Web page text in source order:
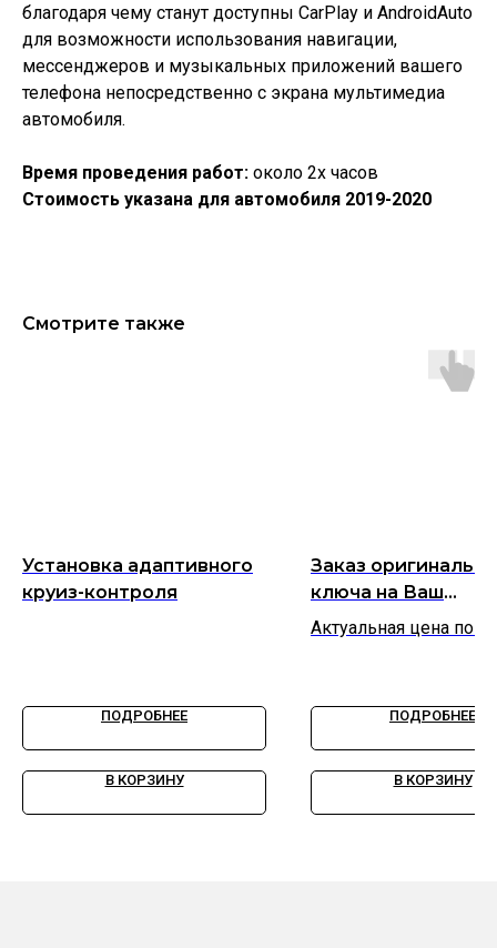
благодаря чему станут доступны CarPlay и AndroidAuto
для возможности использования навигации,
мессенджеров и музыкальных приложений вашего
телефона непосредственно с экрана мультимедиа
автомобиля.
Время проведения работ: около 2х часов
Стоимость указана для автомобиля 2019-2020
Смотрите также
Установка адаптивного
круиз-контроля
ПОДРОБНЕЕ
В КОРЗИНУ
Заказ
ключа на Ваш
автомобиль
Актуальная цена по
ПОДРОБНЕЕ
В КОРЗИНУ